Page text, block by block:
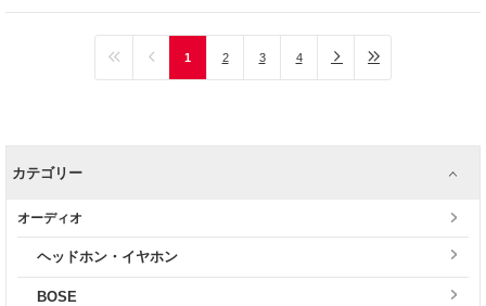
1 2 3 4
カテゴリー
オーディオ
ヘッドホン・イヤホン
BOSE